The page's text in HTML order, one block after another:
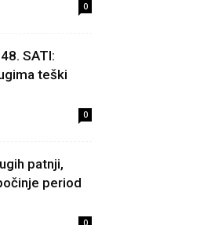
0
SATI:
teški
0
patnji,
period
0